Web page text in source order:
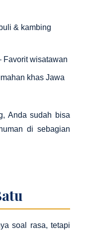
& kambing
Favorit wisatawan
khas Jawa
Anda sudah bisa
di sebagian
soal rasa, tetapi